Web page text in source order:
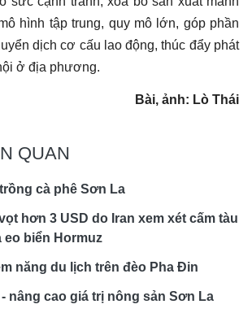
hình tập trung, quy mô lớn, góp phần
dịch cơ cấu lao động, thúc đẩy phát
ở địa phương.
Bài, ảnh: Lò Thái
QUAN
cà phê Sơn La
hơn 3 USD do Iran xem xét cấm tàu
eo biển Hormuz
năng du lịch trên đèo Pha Đin
nâng cao giá trị nông sản Sơn La